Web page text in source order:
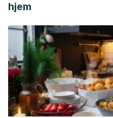
hjem